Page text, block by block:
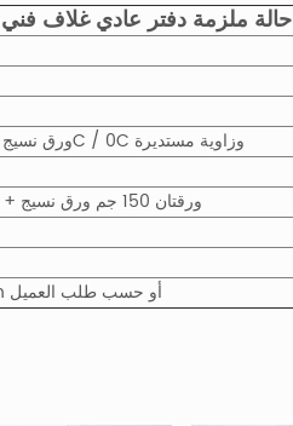
مجموعة الكتابة على الجدران A5 حالة ملزمة دفتر عادي غلاف فني
ورق نسيج 110 جم + ورق مقوى 1.25 مم مع طباعة 4C / 0C وزاوية مستديرة
2 ورقتان 150 جم ورق نسيج + 96 ورقة 70 جم ورق عاجي بدون طباعة
1 جهاز كمبيوتر / لف يتقلص ، 32pcs / ctn أو حسب طلب العميل